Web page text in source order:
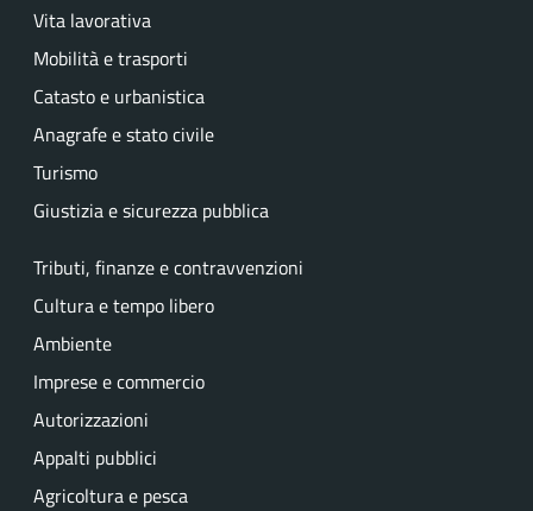
Vita lavorativa
Mobilità e trasporti
Catasto e urbanistica
Anagrafe e stato civile
Turismo
Giustizia e sicurezza pubblica
Tributi, finanze e contravvenzioni
Cultura e tempo libero
Ambiente
Imprese e commercio
Autorizzazioni
Appalti pubblici
Agricoltura e pesca